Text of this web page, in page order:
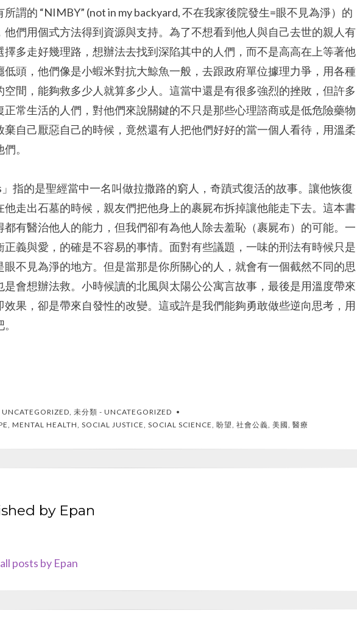
謂的 “NIMBY” (not in my backyard, 不在我家後院發生=眼不見為淨）的
他們用個式方法得到資源與支持。為了不想看到他人與自己去世的親人有
擇多走好幾理路，想辦法去找到深陷其中的人們，而不是高高在上等著他
頭，他們像是小蝦米對抗大鯨魚一般，去跟政府單位據理力爭，用各種
間，能夠救多少人就算多少人。這當中還是有很多強烈的挫敗，但許多
正常生活的人們，對他們來說關鍵的不只是那些心理諮商或是低危險藥物
棄自己厭惡自己的時候，竟然還有人把他們好好的當一個人看待，用溫柔
。
」指的是聖經當中一名叫做拉撒路的窮人，奇蹟式復活的故事。讓他恢復
他走出石墓的時候，親友們把他身上的裹屍布拆掉讓他能走下去。這本書
有醫治他人的能力，但我們卻有為他人除去羞恥（裹屍布）的可能。一
義與愛，的確是不容易的事情。面對有些議題，一味的刑法有時候只是
不見為淨的地方。但是當那是你所關心的人，就會有一個截然不同的思
會想辦法救。小時候讀的北風與太陽公公寓言故事，最後是用溫度帶來
果，卻是帶來自發性的改變。這或許是我們能夠勇敢做些逆向思考，用
, 未分類 - UNCATEGORIZED
, MENTAL HEALTH, SOCIAL JUSTICE, SOCIAL SCIENCE, 盼望, 社會公義, 美國, 醫療
by Epan
posts by Epan